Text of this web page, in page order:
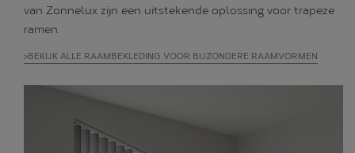
van Zonnelux zijn een uitstekende oplossing voor trapeze
ramen.
>BEKIJK ALLE RAAMBEKLEDING VOOR BIJZONDERE RAAMVORMEN